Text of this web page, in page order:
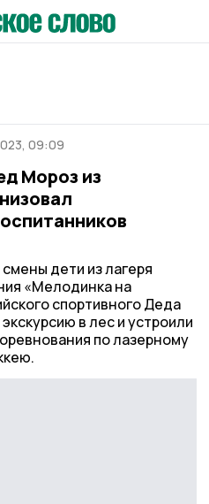
09:09
Мороз из
дети из лагеря
«Мелодинка на
спортивного Деда
в лес и устроили
по лазерному